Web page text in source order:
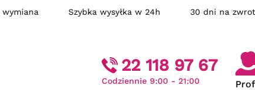
wymiana Szybka wysyłka w 24h 30 dni na
22 118 97 67
Codziennie 9:00 - 21:00